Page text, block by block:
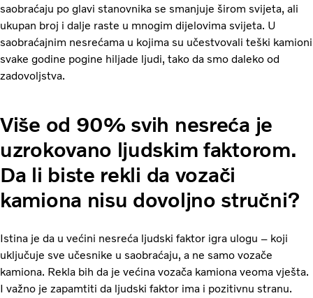
saobraćaju po glavi stanovnika se smanjuje širom svijeta, ali
ukupan broj i dalje raste u mnogim dijelovima svijeta. U
saobraćajnim nesrećama u kojima su učestvovali teški kamioni
svake godine pogine hiljade ljudi, tako da smo daleko od
zadovoljstva.
Više od 90% svih nesreća je
uzrokovano ljudskim faktorom.
Da li biste rekli da vozači
kamiona nisu dovoljno stručni?
Istina je da u većini nesreća ljudski faktor igra ulogu – koji
uključuje sve učesnike u saobraćaju, a ne samo vozače
kamiona. Rekla bih da je većina vozača kamiona veoma vješta.
I važno je zapamtiti da ljudski faktor ima i pozitivnu stranu.